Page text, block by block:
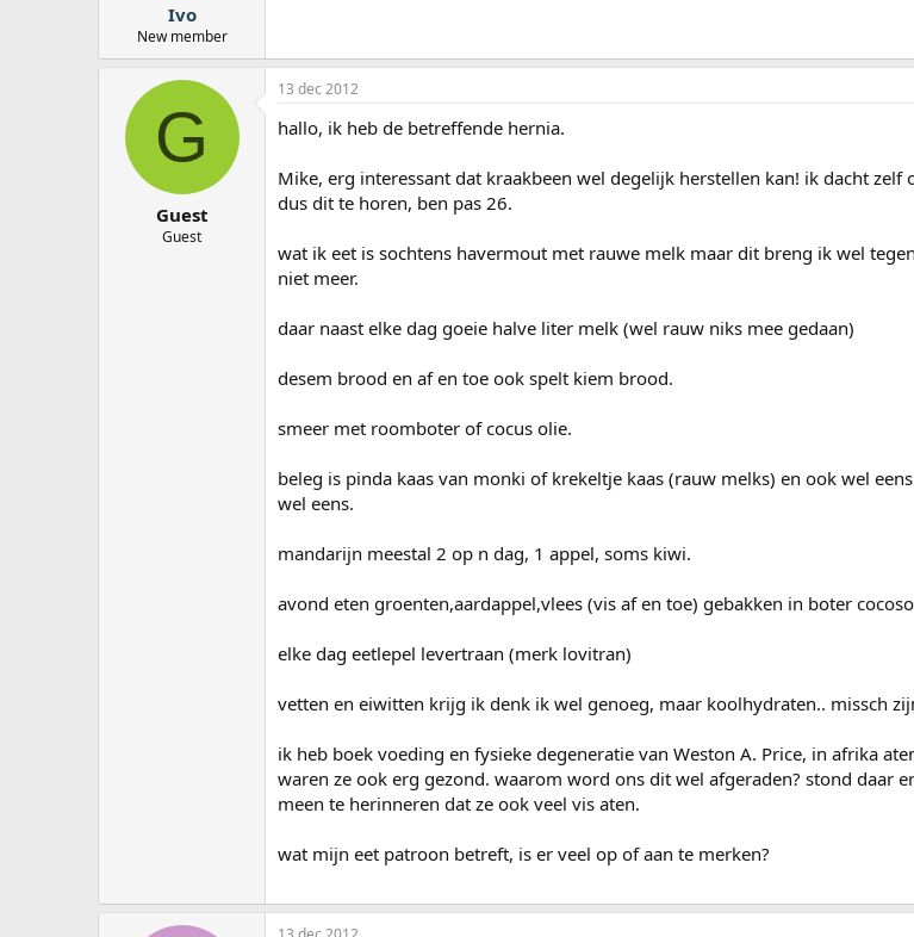
Ivo
New member
G
Guest
Guest
13 dec 2012
hallo, ik heb de betreffende hernia.
Mike, erg interessant dat kraakbeen wel degelijk herstellen kan! ik dacht
dus dit te horen, ben pas 26.
wat ik eet is sochtens havermout met rauwe melk maar dit breng ik wel
niet meer.
daar naast elke dag goeie halve liter melk (wel rauw niks mee gedaan)
desem brood en af en toe ook spelt kiem brood.
smeer met roomboter of cocus olie.
beleg is pinda kaas van monki of krekeltje kaas (rauw melks) en ook wel
wel eens.
mandarijn meestal 2 op n dag, 1 appel, soms kiwi.
avond eten groenten,aardappel,vlees (vis af en toe) gebakken in boter
elke dag eetlepel levertraan (merk lovitran)
vetten en eiwitten krijg ik denk ik wel genoeg, maar koolhydraten.. missch
ik heb boek voeding en fysieke degeneratie van Weston A. Price, in afrika
waren ze ook erg gezond. waarom word ons dit wel afgeraden? stond daar
meen te herinneren dat ze ook veel vis aten.
wat mijn eet patroon betreft, is er veel op of aan te merken?